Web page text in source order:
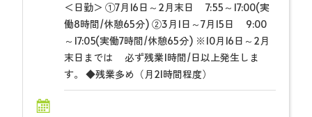
＜日勤＞ ①7月16日～2月末日 7:55～17:00(実
働8時間/休憩65分) ②3月1日～7月15日 9:00
～17:05(実働7時間/休憩65分) ※10月16日～2月
末日までは 必ず残業1時間/日以上発生しま
す。 ◆残業多め（月21時間程度）